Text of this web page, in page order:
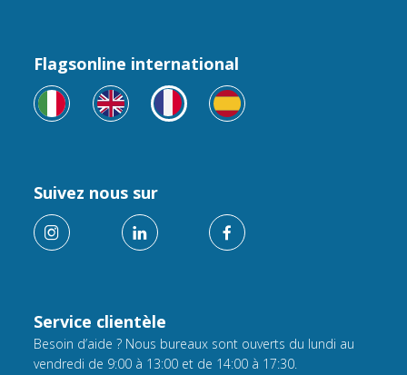
Service clientèle
Besoin d’aide ? Nous bureaux sont ouverts du lundi au
vendredi de 9:00 à 13:00 et de 14:00 à 17:30.
Flagsonline international
Suivez nous sur